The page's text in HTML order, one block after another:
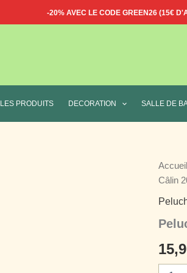
-20%AVEC LE CODEGREEN26(15€
PRODUITS DECORATION SALLE DE
Accueil
Câlin